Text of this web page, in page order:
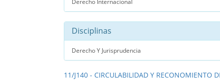
Disciplinas
Derecho Y Jurisprudencia
11/J140 - CIRCULABILIDAD Y RECONOMIENTO